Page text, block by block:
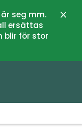
seg mm.
ersättas
blir för stor